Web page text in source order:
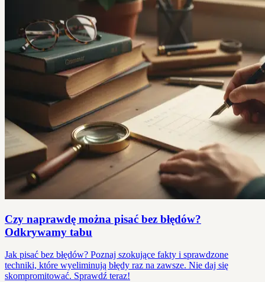
Czy naprawdę można pisać bez błędów?
Odkrywamy tabu
Jak pisać bez błędów? Poznaj szokujące fakty i sprawdzone
techniki, które wyeliminują błędy raz na zawsze. Nie daj się
skompromitować. Sprawdź teraz!